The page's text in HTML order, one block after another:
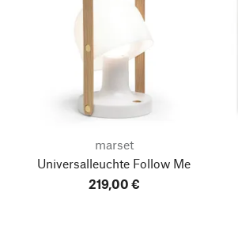
marset
Universalleuchte Follow Me
219,00 €